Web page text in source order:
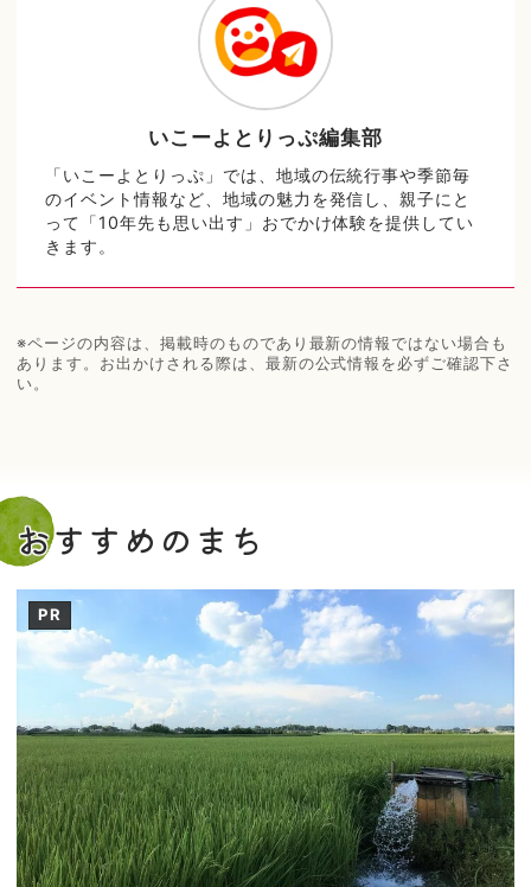
いこーよとりっぷ編集部
「いこーよとりっぷ」では、地域の伝統行事や季節毎
のイベント情報など、地域の魅力を発信し、親子にと
って「10年先も思い出す」おでかけ体験を提供してい
きます。
※ページの内容は、掲載時のものであり最新の情報ではない場合も
あります。お出かけされる際は、最新の公式情報を必ずご確認下さ
い。
おすすめのまち
PR